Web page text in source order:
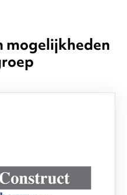
mogelijkheden